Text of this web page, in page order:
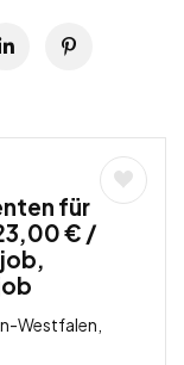
für
€ /
Westfalen,